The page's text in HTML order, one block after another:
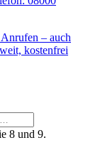
8 und 9.